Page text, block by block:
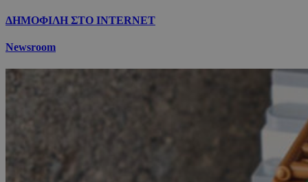
ΔΗΜΟΦΙΛΗ ΣΤΟ INTERNET
Newsroom